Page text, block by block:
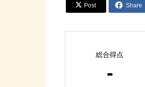
 Post  Share
総合得点
-